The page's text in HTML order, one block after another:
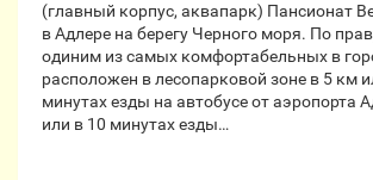
(главный корпус, аквапарк) Пансионат
в Адлере на берегу Черного моря. По
одиним из самых комфортабельных в
расположен в лесопарковой зоне в 5 км
минутах езды на автобусе от аэропорта
или в 10 минутах езды…